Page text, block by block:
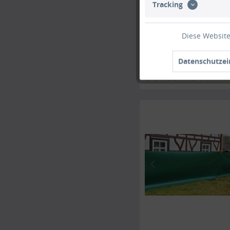
Lieferzeit ca. 5
Tracking
Diese